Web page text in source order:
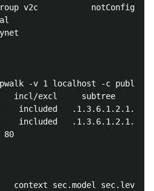
v2c           notConfigUser
-v 1 localhost -c public
incl/excl     subtree
included   .1.3.6.1.2.1.1
included
sec.model sec.level